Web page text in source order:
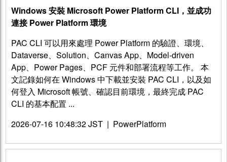
Windows 安裝 Microsoft Power Platform CLI，並成功
連接 Power Platform 環境
PAC CLI 可以用來處理 Power Platform 的驗證、環境、
Dataverse、Solution、Canvas App、Model-driven
App、Power Pages、PCF 元件和部署流程等工作。 本
文記錄如何在 Windows 中下載並安裝 PAC CLI，以及如
何登入 Microsoft 帳號、確認目前環境，最終完成 PAC
CLI 的基本配置 ...
2026-07-16 10:48:32 JST | PowerPlatform